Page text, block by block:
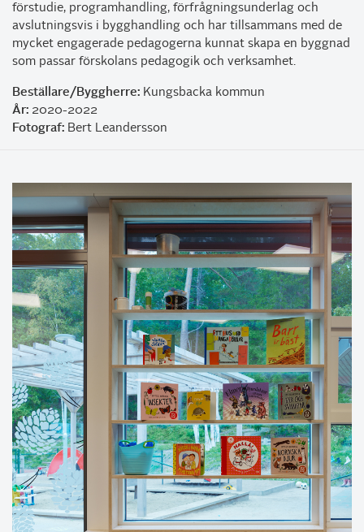
förstudie, programhandling, förfrågningsunderlag och
avslutningsvis i bygghandling och har tillsammans med de
mycket engagerade pedagogerna kunnat skapa en byggnad
som passar förskolans pedagogik och verksamhet.
Beställare/Byggherre: Kungsbacka kommun
År: 2020-2022
Fotograf: Bert Leandersson